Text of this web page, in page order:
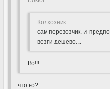
Колхозник:
сам перевозчик. И
везти дешево....
Во!!!.
что во?.